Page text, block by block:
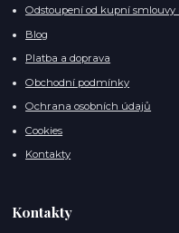
Odstoupení od kupní
Blog
Platba a doprava
Obchodní podmínky
Ochrana osobních údajů
Cookies
Kontakty
Kontakty